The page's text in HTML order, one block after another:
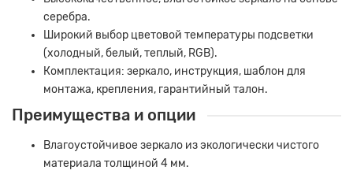
серебра.
Широкий выбор цветовой температуры подсветки
(холодный, белый, теплый, RGB).
Комплектация: зеркало, инструкция, шаблон для
монтажа, крепления, гарантийный талон.
Преимущества и опции
Влагоустойчивое зеркало из экологически чистого
материала толщиной 4 мм.